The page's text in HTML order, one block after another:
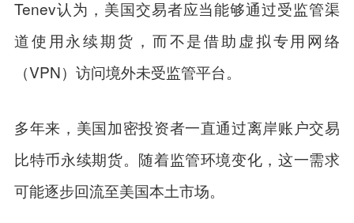
Tenev认为，美国交易者应当能够通过受监管渠
道使用永续期货，而不是借助虚拟专用网络
（VPN）访问境外未受监管平台。
多年来，美国加密投资者一直通过离岸账户交易
比特币永续期货。随着监管环境变化，这一需求
可能逐步回流至美国本土市场。